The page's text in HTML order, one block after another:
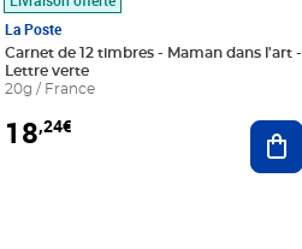
au panier
La Poste
Carnet de 12 timbres - Maman dans l'art -
Lettre verte
20g / France
18,24€